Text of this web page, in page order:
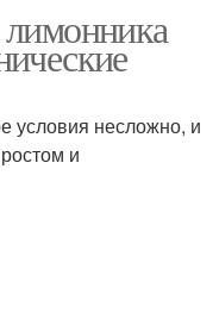
лимонника
условия несложно, и
и